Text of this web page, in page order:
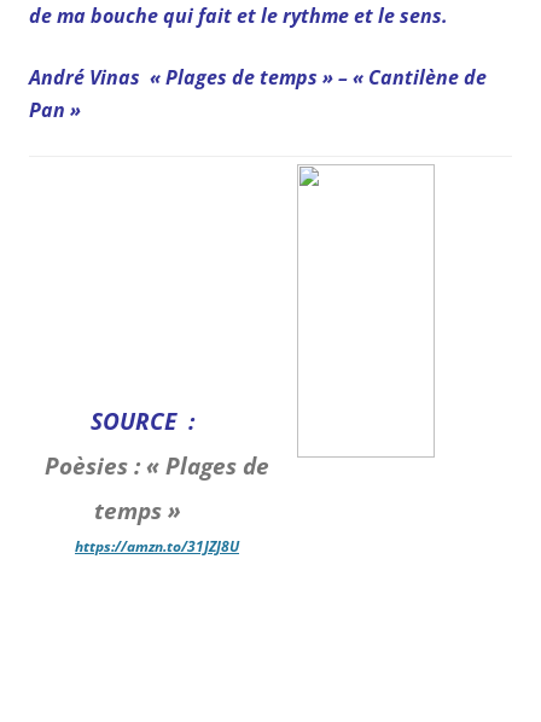
de ma bouche qui fait et le rythme et le sens.
André Vinas « Plages de temps » – « Cantilène de
Pan »
SOURCE :
Poèsies : « Plages de
temps »
https://amzn.to/31JZJ8U